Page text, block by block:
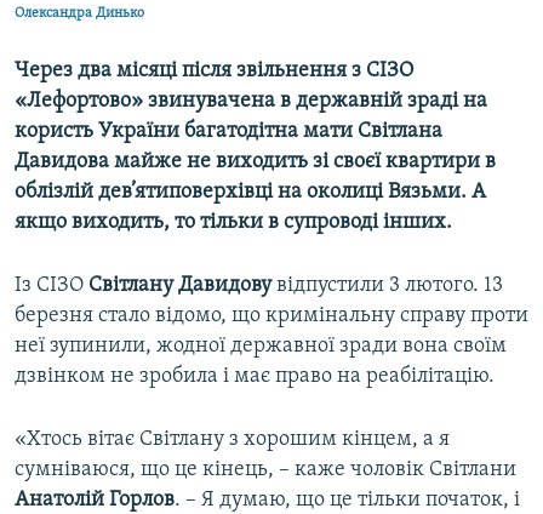
Усі сайти RFE/RL
Олександра Динько
Через два місяці після звільнення з СІЗО
«Лефортово» звинувачена в державній зраді на
користь України багатодітна мати Світлана
Давидова майже не виходить зі своєї квартири в
облізлій дев’ятиповерхівці на околиці Вязьми. А
якщо виходить, то тільки в супроводі інших.
Із СІЗО Світлану Давидовувідпустили 3 лютого. 13
березня стало відомо, що кримінальну справу проти
неї зупинили, жодної державної зради вона своїм
дзвінком не зробила і має право на реабілітацію.
«Хтось вітає Світлану з хорошим кінцем, а я
сумніваюся, що це кінець, – каже чоловік Світлани
Анатолій Горлов. – Я думаю, що це тільки початок, і